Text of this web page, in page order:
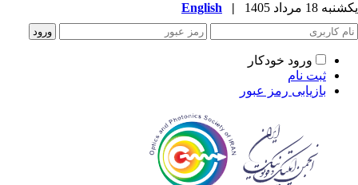
18 مرداد 1405 |
English
ورود خودکار
ثبت نام
بازیابی رمز عبور